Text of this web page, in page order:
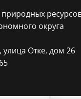
округа
Отке, дом 26